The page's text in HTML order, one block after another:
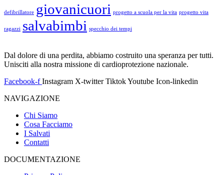
defibrillatore giovanicuori progetto a scuola per la vita progetto vita
ragazzi salvabimbi specchio dei tempi
Dal dolore di una perdita, abbiamo costruito una speranza per tutti.
Unisciti alla nostra missione di cardioprotezione nazionale.
Facebook-f Instagram X-twitter TiktokYoutube Icon-linkedin
NAVIGAZIONE
Chi Siamo
Cosa Facciamo
I Salvati
Contatti
DOCUMENTAZIONE